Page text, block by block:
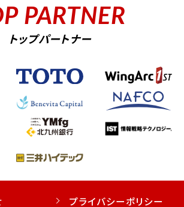
PARTNER
トップパートナー
プライバシーポリシー